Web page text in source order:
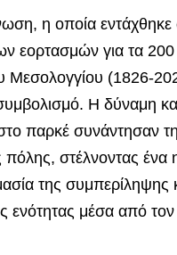
η οποία εντάχθηκε
εορτασμών για τα
Μεσολογγίου (1826-
συμβολισμό. Η δύναμη
παρκέ συνάντησαν
πόλης, στέλνοντας ένα
της συμπερίληψης
ενότητας μέσα από